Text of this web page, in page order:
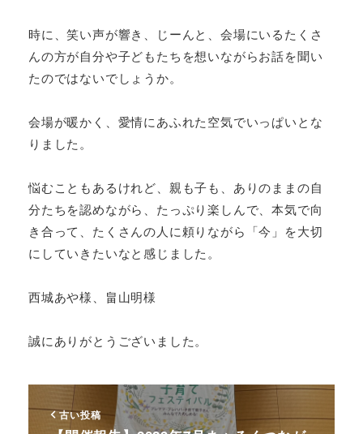
時に、笑い声が響き、じーんと、会場にいるたくさ
んの方が自分や子どもたちを想いながらお話を聞い
たのではないでしょうか。
会場が暖かく、愛情にあふれた空気でいっぱいとな
りました。
悩むこともあるけれど、親も子も、ありのままの自
分たちを認めながら、たっぷり楽しんで、本気で向
き合って、たくさんの人に頼りながら「今」を大切
にしていきたいなと感じました。
西城あや様、畠山明様
誠にありがとうございました。
古い投稿